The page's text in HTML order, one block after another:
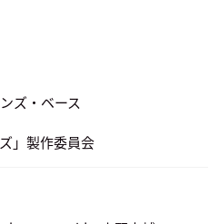
ズ・ベース
」製作委員会